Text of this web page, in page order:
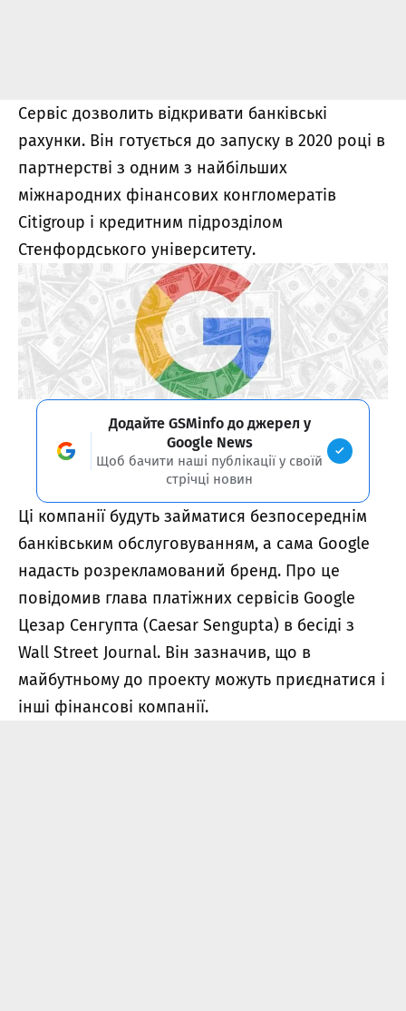
Сервіс дозволить відкривати банківські
рахунки. Він готується до запуску в 2020 році в
партнерстві з одним з найбільших
міжнародних фінансових конгломератів
Citigroup і кредитним підрозділом
Стенфордського університету.
Додайте GSMinfo до джерел у
Google News
Щоб бачити наші публікації у своїй
стрічці новин
Ці компанії будуть займатися безпосереднім
банківським обслуговуванням, а сама Google
надасть розрекламований бренд. Про це
повідомив глава платіжних сервісів Google
Цезар Сенгупта (Caesar Sengupta) в бесіді з
Wall Street Journal. Він зазначив, що в
майбутньому до проекту можуть приєднатися і
інші фінансові компанії.